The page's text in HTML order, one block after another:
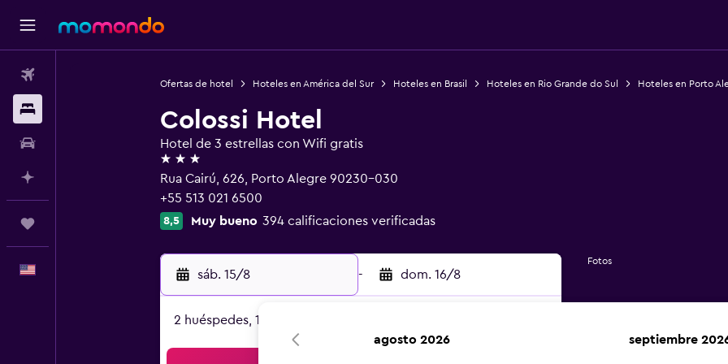
Ofertas de hotel Hoteles en América del Sur Hoteles en Brasil Hoteles en Rio Grande do Sul Hoteles en Porto
Colossi Hotel
Hotel de 3 estrellas con Wifi gratis
3 estrellas
Rua Cairú, 626, Porto Alegre 90230-030
+55 513 021 6500
8,5 Muy bueno 394 calificaciones verificadas
sáb. 15/8 - dom. 16/8
2 huéspedes, 1 habitación
Fotos
agosto 2026 septiembre